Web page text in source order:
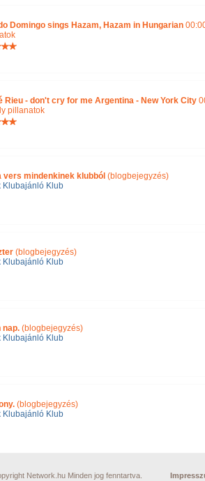
Domingo sings Hazam, Hazam in Hungarian
Rieu - don't cry for me Argentina - New York City
pillanatok
vers mindenkinek klubból (blogbejegyzés)
Klubajánló Klub
(blogbejegyzés)
Klubajánló Klub
nap. (blogbejegyzés)
Klubajánló Klub
(blogbejegyzés)
Klubajánló Klub
Network.hu Minden jog fenntartva.